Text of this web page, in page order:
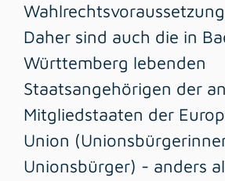
Daher sind auch die in
Württemberg lebenden
Staatsangehörigen der
Mitgliedstaaten der
Union
Unionsbürger) - anders